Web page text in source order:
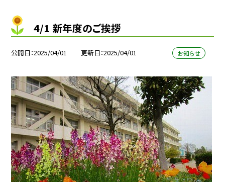
4/1 新年度のご挨拶
公開日 2025/04/01 更新日 2025/04/01 お知らせ